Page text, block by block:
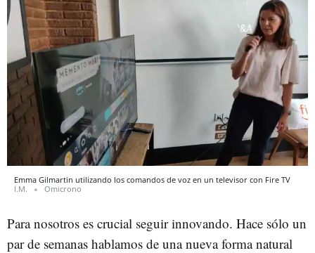
Emma Gilmartin utilizando los comandos de voz en un televisor con Fire TV
I.M.
Omicrono
Para nosotros es crucial seguir innovando. Hace sólo un
par de semanas hablamos de una nueva forma natural